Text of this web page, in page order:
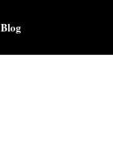
Blog